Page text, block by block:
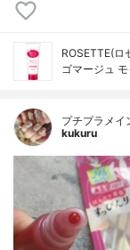
ROSETTE(ロ
ゴマージュ モ
プチプラメ
kukuru